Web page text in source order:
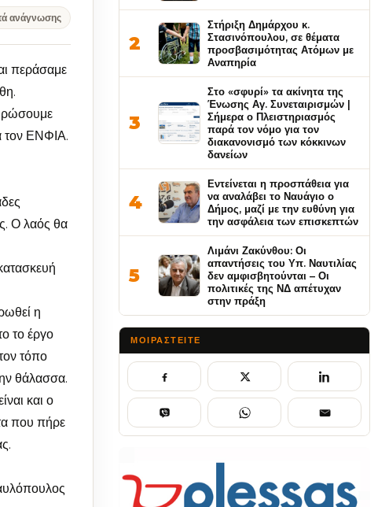
ανάγνωσης
περάσαμε
τον ΕΝΦΙΑ.
Ο λαός θα
η
το έργο
τόπο
θάλασσα.
και ο
που πήρε
2
Στήριξη Δημάρχου κ.
Στασινόπουλου, σε θέματα
προσβασιμότητας Ατόμων με
Αναπηρία
3
Στο «σφυρί» τα ακίνητα της
Ένωσης Αγ. Συνεταιρισμών |
Σήμερα ο Πλειστηριασμός
παρά τον νόμο για τον
διακανονισμό των κόκκινων
δανείων
4
Εντείνεται η προσπάθεια για
να αναλάβει το Ναυάγιο ο
Δήμος, μαζί με την ευθύνη για
την ασφάλεια των επισκεπτών
5
Λιμάνι Ζακύνθου: Οι
απαντήσεις του Υπ. Ναυτιλίας
δεν αμφισβητούνται – Οι
πολιτικές της ΝΔ απέτυχαν
στην πράξη
ΜΟΙΡΑΣΤΕΊΤΕ